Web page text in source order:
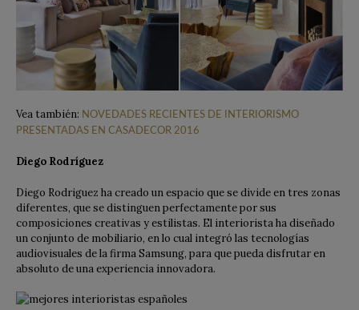
Vea también: NOVEDADES RECIENTES DE INTERIORISMO
PRESENTADAS EN CASADECOR 2016
Diego Rodríguez
Diego Rodriguez ha creado un espacio que se divide en tres zonas
diferentes, que se distinguen perfectamente por sus
composiciones creativas y estilistas. El interiorista ha diseñado
un conjunto de mobiliario, en lo cual integró las tecnologías
audiovisuales de la firma Samsung, para que pueda disfrutar en
absoluto de una experiencia innovadora.